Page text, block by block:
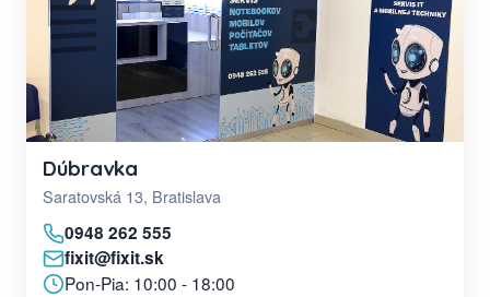
Dúbravka
Saratovská 13, Bratislava
0948 262 555
fixit@fixit.sk
Pon-Pia: 10:00 - 18:00